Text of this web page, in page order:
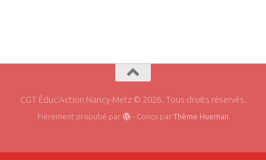
CGT Éduc'Action Nancy-Metz © 2026. Tous droits réservés.
Fièrement propulsé par - Conçu par Thème Hueman